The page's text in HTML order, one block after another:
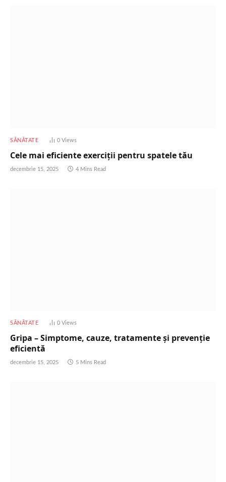
SĂNĂTATE 0Views
Cele mai eficiente exerciții pentru spatele tău
decembrie 15, 2025 4 Mins Read
SĂNĂTATE 0Views
Gripa – Simptome, cauze, tratamente și prevenție
eficientă
decembrie 15, 2025 5 Mins Read